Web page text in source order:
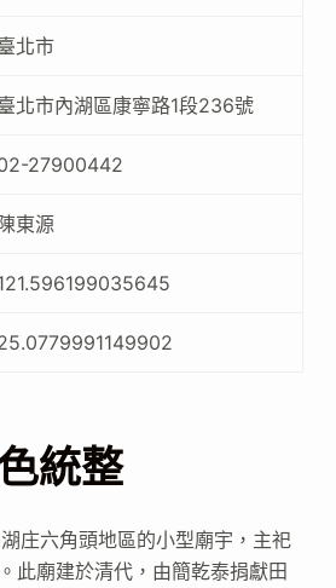
北市
北市內湖區康寧路1段236號
27900442
東源
統整
庄六角頭地區的小型廟宇，主祀
此廟建於清代，由簡乾泰捐獻田